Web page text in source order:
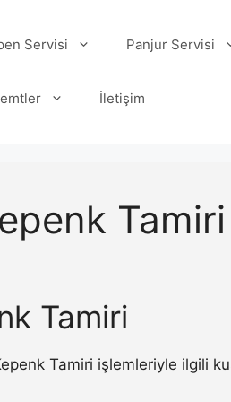
Servisi Panjur Servisi
İletişim
Tamiri
Tamiri
Tamiri işlemleriyle ilgili